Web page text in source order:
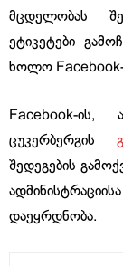
მცდელობას
ეტიკეტები
ხოლო Facebook-
Facebook-ის,
ცუკერბერგის
შედეგების
დაეყრდნობა.